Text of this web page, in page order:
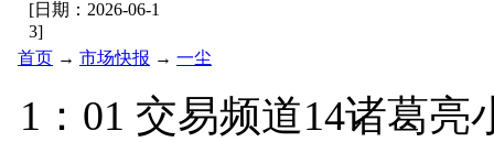
[日期： 2026-06-1
3]
首页 → 市场快报 → 一尘
1：01 交易频道14诸葛亮